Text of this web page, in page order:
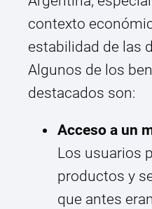
contexto
estabilidad de las
Algunos de los
destacados son:
Acceso a un
Los usuarios
productos y
que antes